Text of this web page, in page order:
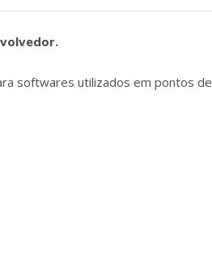
softwares utilizados em pontos de